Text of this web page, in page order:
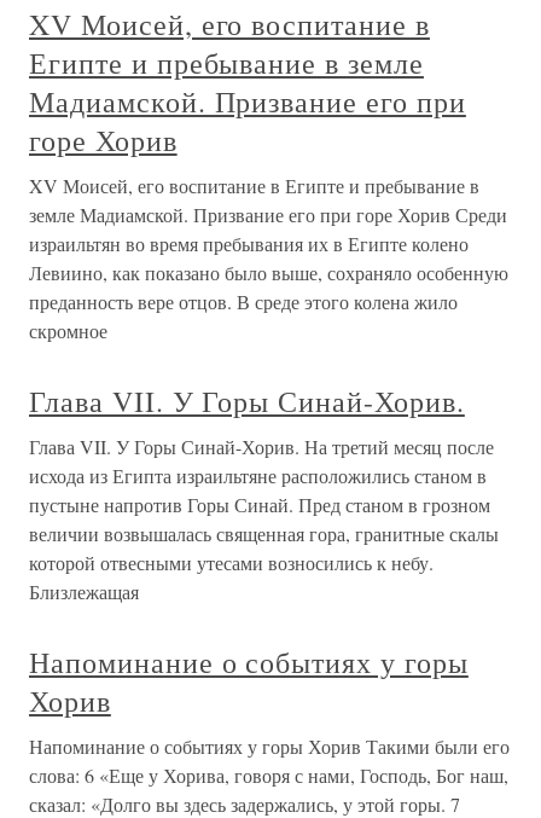
XV Моисей, его воспитание в
Египте и пребывание в земле
Мадиамской. Призвание его при
горе Хорив
XV Моисей, его воспитание в Египте и пребывание в
земле Мадиамской. Призвание его при горе Хорив Среди
израильтян во время пребывания их в Египте колено
Левиино, как показано было выше, сохраняло особенную
преданность вере отцов. В среде этого колена жило
скромное
Глава VII. У Горы Синай-Хорив.
Глава VII. У Горы Синай-Хорив. На третий месяц после
исхода из Египта израильтяне расположились станом в
пустыне напротив Горы Синай. Пред станом в грозном
величии возвышалась священная гора, гранитные скалы
которой отвесными утесами возносились к небу.
Близлежащая
Напоминание о событиях у горы
Хорив
Напоминание о событиях у горы Хорив Такими были его
слова: 6 «Еще у Хорива, говоря с нами, Господь, Бог наш,
сказал: «Долго вы здесь задержались, у этой горы. 7